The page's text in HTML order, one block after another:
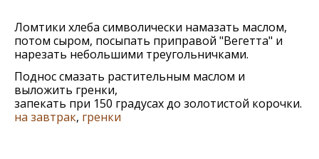
Ломтики хлеба символически намазать маслом,
потом сыром, посыпать приправой "Вегетта" и
нарезать небольшими треугольничками.
Поднос смазать растительным маслом и
выложить гренки,
запекать при 150 градусах до золотистой корочки.
на завтрак, гренки